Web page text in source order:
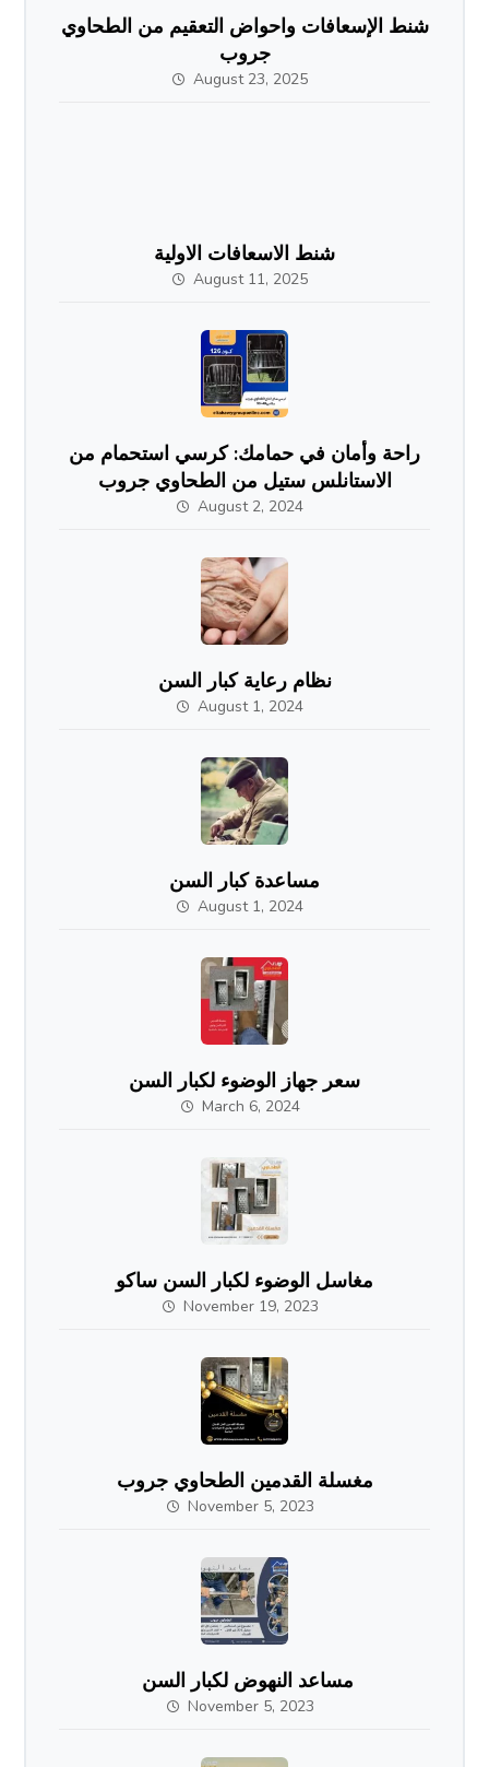
شنط الإسعافات واحواض التعقيم من الطحاوي
جروب
August 23, 2025
شنط الاسعافات الاولية
August 11, 2025
راحة وأمان في حمامك: كرسي استحمام من
الاستانلس ستيل من الطحاوي جروب
August 2, 2024
نظام رعاية كبار السن
August 1, 2024
مساعدة كبار السن
August 1, 2024
سعر جهاز الوضوء لكبار السن
March 6, 2024
مغاسل الوضوء لكبار السن ساكو
November 19, 2023
مغسلة القدمين الطحاوي جروب
November 5, 2023
مساعد النهوض لكبار السن
November 5, 2023